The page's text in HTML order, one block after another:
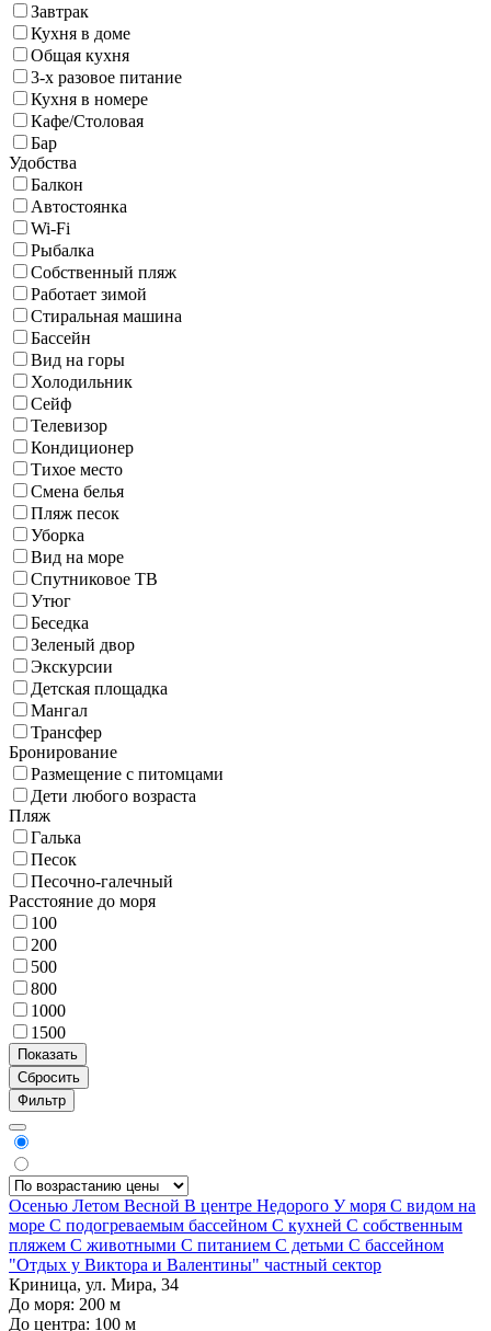
Завтрак
Кухня в доме
Общая кухня
3-х разовое питание
Кухня в номере
Кафе/Столовая
Бар
Удобства
Балкон
Автостоянка
Wi-Fi
Рыбалка
Собственный пляж
Работает зимой
Стиральная машина
Бассейн
Вид на горы
Холодильник
Сейф
Телевизор
Кондиционер
Тихое место
Смена белья
Пляж песок
Уборка
Вид на море
Спутниковое ТВ
Утюг
Беседка
Зеленый двор
Экскурсии
Детская площадка
Мангал
Трансфер
Бронирование
Размещение с питомцами
Дети любого возраста
Пляж
Галька
Песок
Песочно-галечный
Расстояние до моря
100
200
500
800
1000
1500
Фильтр
Осенью Летом Весной В центре Недорого У моря С видом на
море С подогреваемым бассейном С кухней С собственным
пляжем С животными С питанием С детьми С бассейном
"Отдых у Виктора и Валентины" частный сектор
Криница, ул. Мира, 34
До моря: 200 м
До центра: 100 м